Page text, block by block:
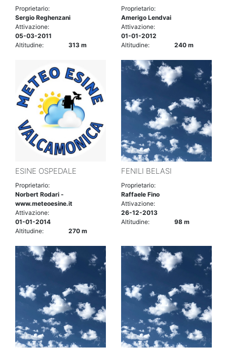
Proprietario:
Sergio Reghenzani
Attivazione:
05-03-2011
Altitudine:
313 m
Proprietario:
Amerigo Lendvai
Attivazione:
01-01-2012
Altitudine:
240 m
ESINE OSPEDALE
Proprietario:
Norbert Rodari -
www.meteoesine.it
Attivazione:
01-01-2014
Altitudine:
270 m
FENILI BELASI
Proprietario:
Raffaele Fino
Attivazione:
26-12-2013
Altitudine:
98 m